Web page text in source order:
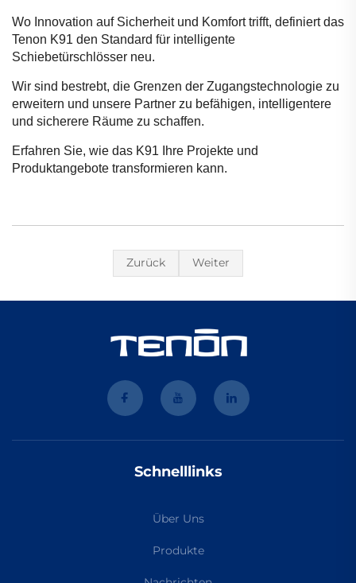
Wo Innovation auf Sicherheit und Komfort trifft, definiert das
Tenon K91 den Standard für intelligente
Schiebetürschlösser neu.
Wir sind bestrebt, die Grenzen der Zugangstechnologie zu
erweitern und unsere Partner zu befähigen, intelligentere
und sicherere Räume zu schaffen.
Erfahren Sie, wie das K91 Ihre Projekte und
Produktangebote transformieren kann.
Zurück Weiter
Schnelllinks
Über Uns
Produkte